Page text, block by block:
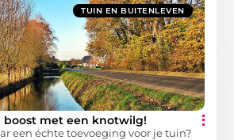
TUIN EN BUITENLEVEN
boost met een knotwilg!
een échte toevoeging voor je tuin?